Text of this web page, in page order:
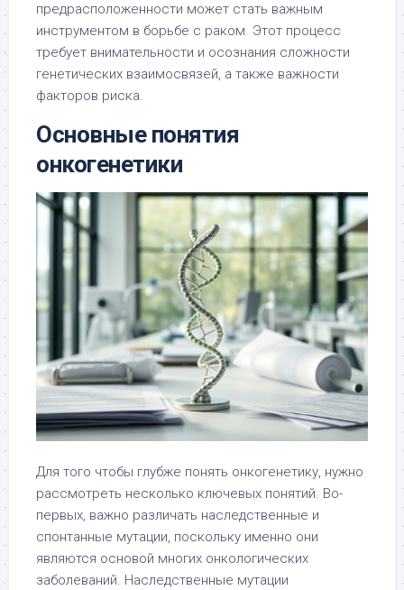
предрасположенности может стать важным
инструментом в борьбе с раком. Этот процесс
требует внимательности и осознания сложности
генетических взаимосвязей, а также важности
факторов риска.
Основные понятия
онкогенетики
Для того чтобы глубже понять онкогенетику, нужно
рассмотреть несколько ключевых понятий. Во-
первых, важно различать наследственные и
спонтанные мутации, поскольку именно они
являются основой многих онкологических
заболеваний. Наследственные мутации